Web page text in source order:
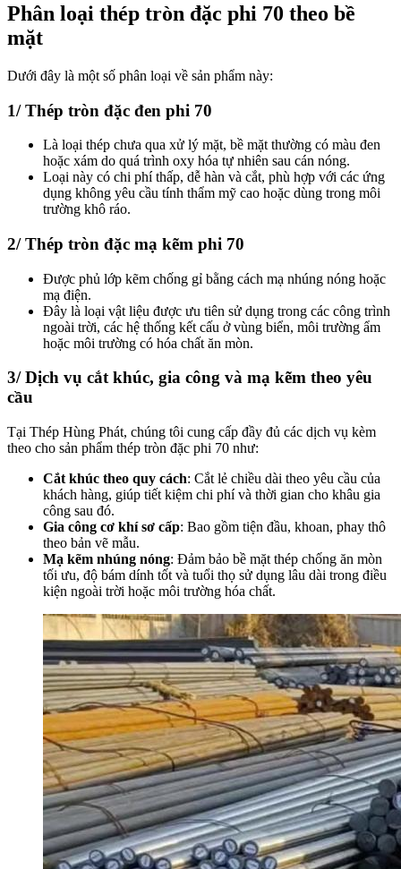
Phân loại thép tròn đặc phi 70 theo bề
mặt
Dưới đây là một số phân loại về sản phẩm này:
1/ Thép tròn đặc đen phi 70
Là loại thép chưa qua xử lý mặt, bề mặt thường có màu đen
hoặc xám do quá trình oxy hóa tự nhiên sau cán nóng.
Loại này có chi phí thấp, dễ hàn và cắt, phù hợp với các ứng
dụng không yêu cầu tính thẩm mỹ cao hoặc dùng trong môi
trường khô ráo.
2/ Thép tròn đặc mạ kẽm phi 70
Được phủ lớp kẽm chống gỉ bằng cách mạ nhúng nóng hoặc
mạ điện.
Đây là loại vật liệu được ưu tiên sử dụng trong các công trình
ngoài trời, các hệ thống kết cấu ở vùng biển, môi trường ẩm
hoặc môi trường có hóa chất ăn mòn.
3/ Dịch vụ cắt khúc, gia công và mạ kẽm theo yêu
cầu
Tại Thép Hùng Phát, chúng tôi cung cấp đầy đủ các dịch vụ kèm
theo cho sản phẩm thép tròn đặc phi 70 như:
Cắt khúc theo quy cách: Cắt lẻ chiều dài theo yêu cầu của
khách hàng, giúp tiết kiệm chi phí và thời gian cho khâu gia
công sau đó.
Gia công cơ khí sơ cấp: Bao gồm tiện đầu, khoan, phay thô
theo bản vẽ mẫu.
Mạ kẽm nhúng nóng: Đảm bảo bề mặt thép chống ăn mòn
tối ưu, độ bám dính tốt và tuổi thọ sử dụng lâu dài trong điều
kiện ngoài trời hoặc môi trường hóa chất.